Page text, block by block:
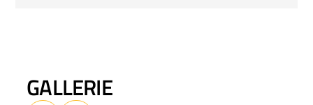
GALLERIE